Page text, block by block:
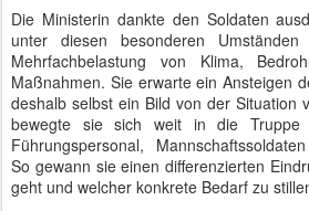
Die Ministerin dankte den Soldaten
unter diesen besonderen
Mehrfachbelastung von Klima,
Maßnahmen. Sie erwarte ein Ansteigen
deshalb selbst ein Bild von der Situation
bewegte sie sich weit in die
Führungspersonal,
So gewann sie einen differenzierten
geht und welcher konkrete Bedarf zu